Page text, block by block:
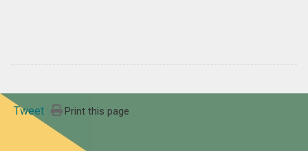
Tweet Print this page